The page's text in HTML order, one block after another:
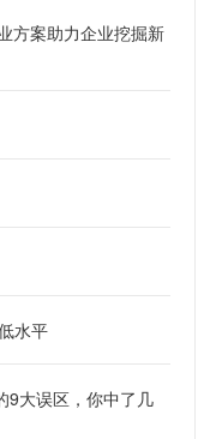
方案助力企业挖掘新
水平
大误区，你中了几